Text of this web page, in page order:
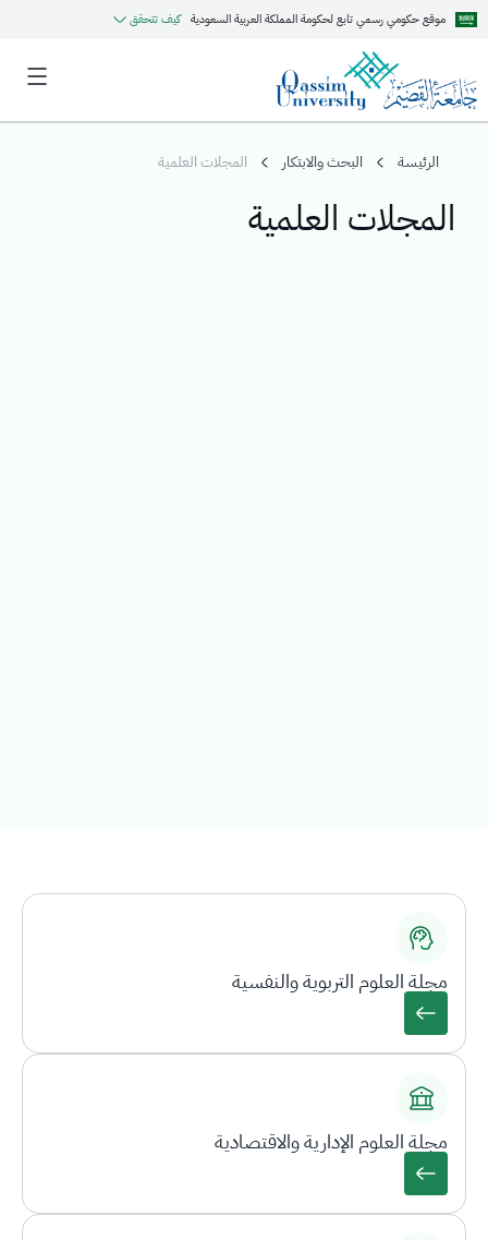
موقع حكومي رسمي تابع لحكومة المملكة العربية السعودية كيف تتحقق
الرئيسة البحث والابتكار المجلات العلمية
المجلات العلمية
مجلة العلوم التربوية والنفسية
مجلة العلوم الإدارية والاقتصادية